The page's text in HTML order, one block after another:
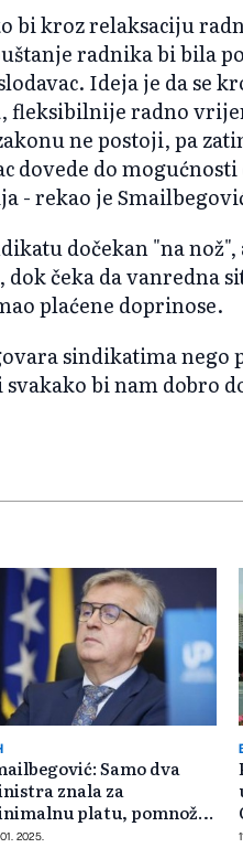
bi kroz relaksaciju
radnika bi bila
Ideja je da se
radno
ne postoji, pa
dovede do
- rekao je
dočekan "na nož",
čeka da vanredna
plaćene doprinose.
sindikatima nego
bi nam dobro
Samo dva
znala za
platu, pomnožili
s nulom
2025.